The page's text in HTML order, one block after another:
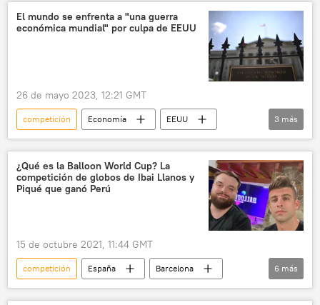
Rumanía
🌍 Europa
gimnasia artística
El mundo se enfrenta a "una guerra
económica mundial" por culpa de EEUU
26 de mayo 2023, 12:21 GMT
competición Economía
EEUU
📈 Mercados y finanzas
deuda
impago
3 más
¿Qué es la Balloon World Cup? La
competición de globos de Ibai Llanos y
Piqué que ganó Perú
15 de octubre 2021, 11:44 GMT
competición España
Barcelona
FC Barcelona
Gerard Piqué
globos
6 más